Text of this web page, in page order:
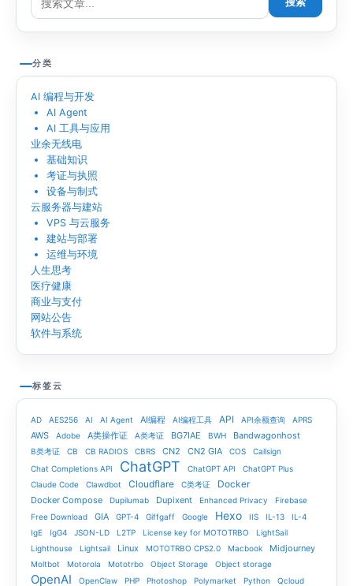
分类
AI 编程与开发
AI Agent
AI 工具与应用
业余无线电
基础知识
考证与执照
设备与制式
云服务器与建站
VPS 与云服务
建站与部署
运维与环境
人生思考
医疗健康
商业与支付
网站公告
软件与系统
标签云
AD AES256 AI AI Agent AI编程 AI编程工具 API API余额查询 APRS
AWS Adobe A类操作证 A类考证 BG7IAE BWH Bandwagonhost
B类考证 CB CB RADIOS CBRS CN2 CN2 GIA COS
Callsign
Chat Completions API
ChatGPT ChatGPT API
ChatGPT Plus
Claude Code
Clawdbot Cloudflare C类考证 Docker
Docker Compose Dupilumab Dupixent Enhanced Privacy
Firebase
Free Download
GIA GPT-4 Giffgaff Google Hexo IIS IL-13
IL-4
IgE
IgG4 JSON-LD L2TP License key for MOTOTRBO
LightSail
Lighthouse
Lightsail Linux MOTOTRBO CPS2.0 Macbook Midjourney
Moltbot Motorola Mototrbo Object Storage Object storage
OpenAI OpenClaw PHP Photoshop Polymarket Python Qcloud